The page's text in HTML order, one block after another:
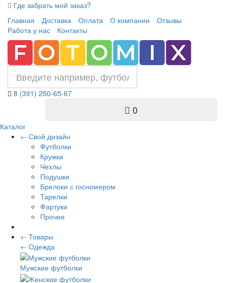
Где забрать мой заказ?
Главная
Доставка Оплата О компании
Отзывы
Работа у нас
Контакты
8 (391) 250-65-67
0
Каталог
+- Свой дизайн
Футболки
Кружки
Чехлы
Подушки
Брелоки с госномером
Тарелки
Фартуки
Прочее
+- Товары
+- Одежда
Мужские футболки